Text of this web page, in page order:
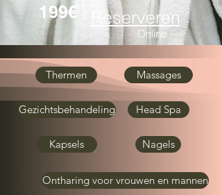
199€ Reserveren
Online
Thermen
Gezichtsbehandeling
Kapsels
Massages
Head Spa
Nagels
Ontharing voor vrouwen en mannen